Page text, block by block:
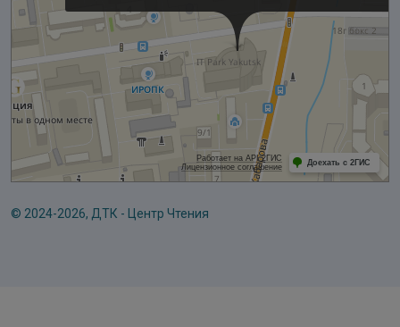
© 2024-2026, ДТК - Центр Чтения